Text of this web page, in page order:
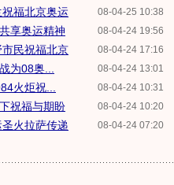
08-04-25 10:38
福北京奥运
08-04-24 19:56
享奥运精神
08-04-24 17:16
民祝福北京
08-04-24 13:01
为08奥...
08-04-24 10:31
火炬祝...
08-04-24 10:20
祝福与期盼
08-04-24 07:20
火拉萨传递